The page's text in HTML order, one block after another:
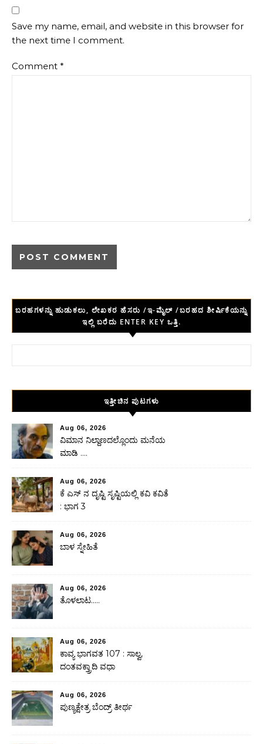
Save my name, email, and website in this browser for
the next time I comment.
Comment *
ಬರಹಗಳನ್ನು ಹುಡುಕಲು, ಲೇಖಕರ ಹೆಸರು /ಇ-ಮೈಲ್ /ಬರಹದ ಶೀರ್ಷಿಕೆಯನ್ನು
ಇಲ್ಲಿ ಬರೆದು ENTER KEY ಒತ್ತಿ.
ಇತ್ತೀಚಿನ ಪುಟಗಳು
Aug 06, 2026
ವಿಮಾನ ನಿಲ್ದಾಣದಲ್ಲೊಂದು ಮನೆಯ
ಮಾಡಿ ….
Aug 06, 2026
ಕೆ ಎಸ್ ನ ದೃಷ್ಟಿ ಸೃಷ್ಟಿಯಲ್ಲಿ ಕವಿ ಕವಿತೆ
: ಭಾಗ 3
Aug 06, 2026
ಬಾಳ ಸ್ನೇಹಿತೆ
Aug 06, 2026
ತೊಳಲಾಟ…..
Aug 06, 2026
ಕಾವ್ಯ ಭಾಗವತ 107 : ಸಾಲ್ವ,
ದಂತವಕ್ತ್ರಾದಿ ವಧಾ
Aug 06, 2026
ಪುಣ್ಯಕ್ಷೇತ್ರ ಬೆಂದ್ರ್ ತೀರ್ಥ